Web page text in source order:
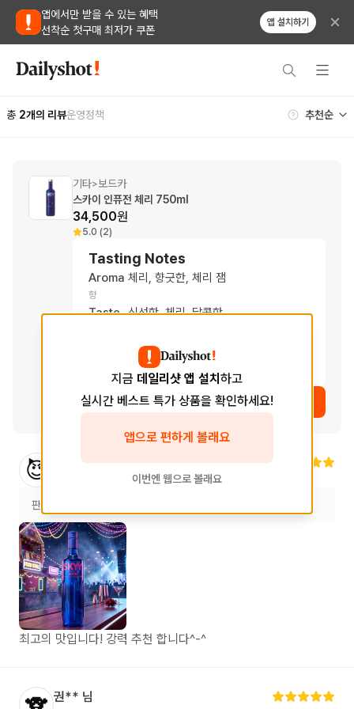
앱에서만 받을 수 있는 혜택
선착순 첫구매 최저가 쿠폰
앱 설치하기
총 2개의 리뷰운영정책
기타>보드카
스카이 인퓨전 체리 750ml
34,500원
5.0 (2)
Tasting Notes
Aroma
향
체리, 향긋한, 체리 잼
Taste 신선한, 체리, 달콤한
상큼한, 체리, 깔끔한
상품 보러가기
😈 님
판매처
최고의 맛입니다! 강력 추천 합니다^-^
권** 님
지금 데일리샷 앱 설치 하고
실시간 베스트 특가 상품을 확인하세요!
앱으로 편하게 볼래요
이번엔 웹으로 볼래요